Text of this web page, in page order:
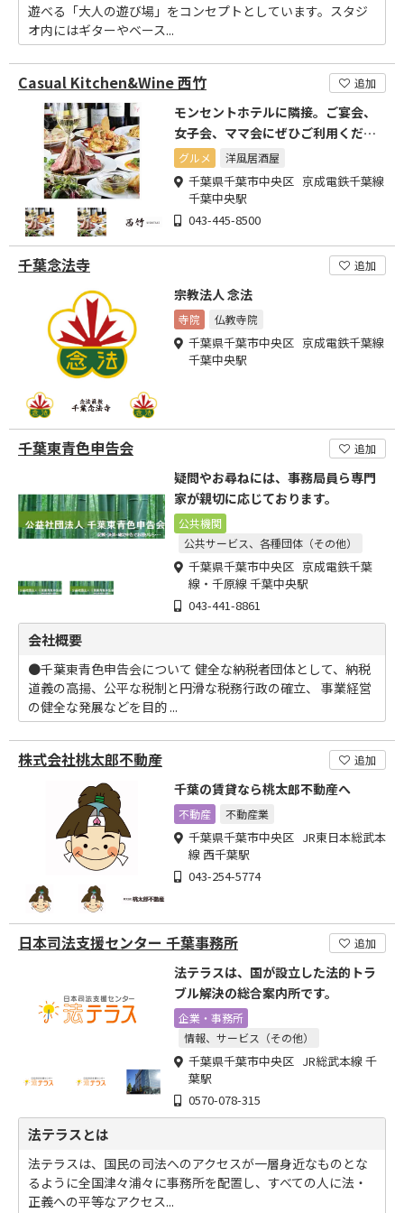
遊べる「大人の遊び場」をコンセプトとしています。スタジ
オ内にはギターやベース...
Casual Kitchen&Wine 西竹 追加
モンセントホテルに隣接。ご宴会、
女子会、ママ会にぜひご利用くださ
い。千葉中央駅西口30秒です
グルメ 洋風居酒屋
千葉県千葉市中央区 京成電鉄千葉線
千葉中央駅
043-445-8500
千葉念法寺 追加
宗教法人 念法
寺院 仏教寺院
千葉県千葉市中央区 京成電鉄千葉線
千葉中央駅
千葉東青色申告会 追加
疑問やお尋ねには、事務局員ら専門
家が親切に応じております。
公共機関
公共サービス、各種団体（その他）
千葉県千葉市中央区 京成電鉄千葉
線・千原線 千葉中央駅
043-441-8861
会社概要
●千葉東青色申告会について 健全な納税者団体として、納税
道義の高揚、公平な税制と円滑な税務行政の確立、 事業経営
の健全な発展などを目的 ...
株式会社桃太郎不動産 追加
千葉の賃貸なら桃太郎不動産へ
不動産 不動産業
千葉県千葉市中央区 JR東日本総武本
線 西千葉駅
043-254-5774
日本司法支援センター 千葉事務所 追加
法テラスは、国が設立した法的トラ
ブル解決の総合案内所です。
企業・事務所
情報、サービス（その他）
千葉県千葉市中央区 JR総武本線 千
葉駅
0570-078-315
法テラスとは
法テラスは、国民の司法へのアクセスが一層身近なものとな
るように全国津々浦々に事務所を配置し、すべての人に法・
正義への平等なアクセス...